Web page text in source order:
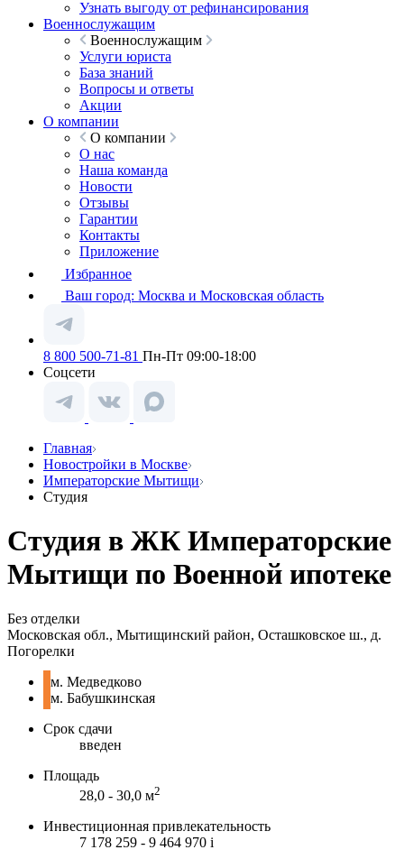
Узнать выгоду от рефинансирования
Военнослужащим
Военнослужащим
Услуги юриста
База знаний
Вопросы и ответы
Акции
О компании
О компании
О нас
Наша команда
Новости
Отзывы
Гарантии
Контакты
Приложение
Избранное
Ваш город: Москва и Московская область
8 800 500-71-81 Пн-Пт 09:00-18:00
Соцсети
Главная
Новостройки в Москве
Императорские Мытищи
Студия
Студия в ЖК Императорские
Мытищи по Военной ипотеке
Без отделки
Московская обл., Мытищинский район, Осташковское ш., д.
Погорелки
м. Медведково
м. Бабушкинская
Срок сдачи
введен
Площадь
28,0 - 30,0 м2
Инвестиционная привлекательность
7 178 259 - 9 464 970 i